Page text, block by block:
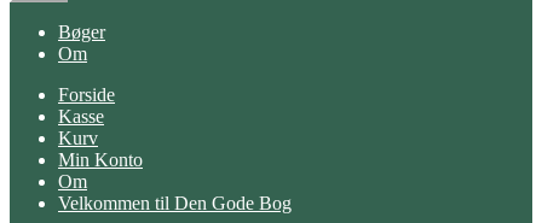
Bøger
Om
Forside
Kasse
Kurv
Min Konto
Om
Velkommen til Den Gode Bog